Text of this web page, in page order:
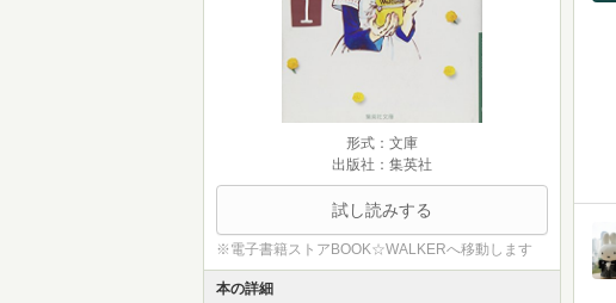
形式：文庫
出版社：集英社
試し読みする
※電子書籍ストアBOOK☆WALKERへ移動します
本の詳細